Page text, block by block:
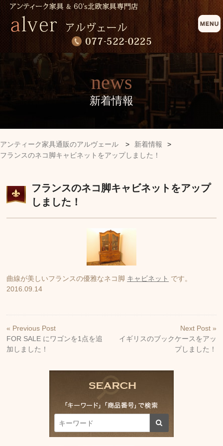
news
新着情報
アンティーク家具通販のアルヴェール > 新着情報
>
フランスのネコ脚キャビネットをアップしました！
フランスのネコ脚キャビネットをアップ
しました！
曲線が美しいフランスの優雅なネコ脚 キャビネット です。
2016.09.14
« Previous Post
FOR SALE にワゴンを1点を追
加しました！
Next Post »
イギリスのブックケースをアッ
プしました！